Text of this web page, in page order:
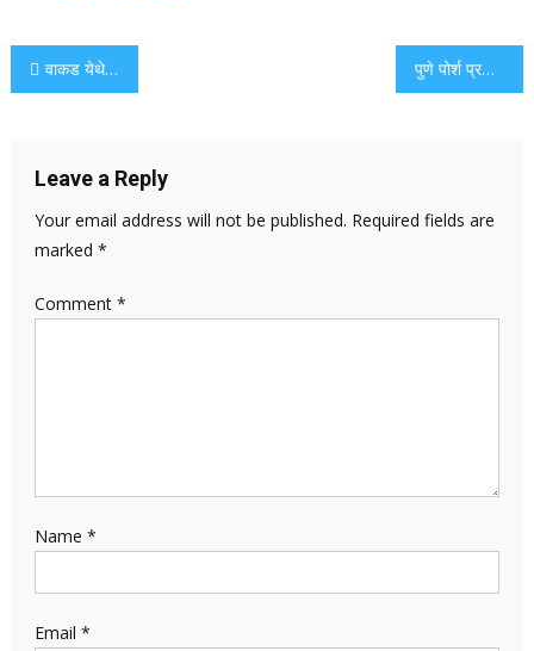
Post
वाकड येथे ट्रकने दुचाकीला धडक दिल्याने १९ वर्षीय तरुणाचा मृत्यू झाला पुणे पोर्श प्रकरणः रक्ताच्या नमुन्यांमध्ये छेडछाड केल्याप्रकरणी तीन आरोपींना सर्वोच्च न्यायालयाने जामीन मंजूर केला
Leave a Reply
Your email address will not be published. Required fields are
marked *
Comment *
Name *
Email *